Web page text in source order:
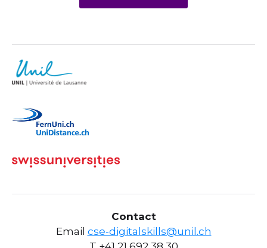
Contact
Email cse-digitalskills@unil.ch